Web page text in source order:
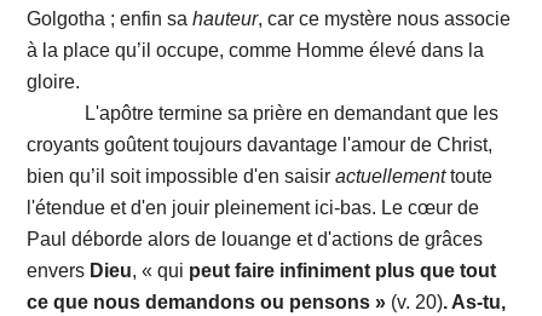
Golgotha ; enfin sahauteur, car ce mystère nous associe
à la place qu’il occupe, comme Homme élevé dans la
gloire.
L'apôtre termine sa prière en demandant que les
croyants goûtent toujours davantage l'amour de Christ,
bien qu’il soit impossible d'en saisiractuellementtoute
l'étendue et d'en jouir pleinement ici-bas. Le cœur de
Paul déborde alors de louange et d'actions de grâces
envers Dieu, « qui peut faire infiniment plus que tout
ce que nous demandons ou pensons » (v. 20). As-tu,